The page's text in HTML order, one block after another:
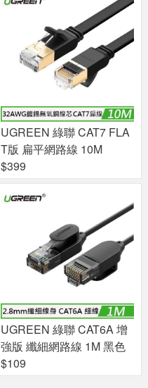
UGREEN 綠聯 CAT7 FLA
T版 扁平網路線 10M
$399
UGREEN 綠聯 CAT6A 增
強版 纖細網路線 1M 黑色
$109